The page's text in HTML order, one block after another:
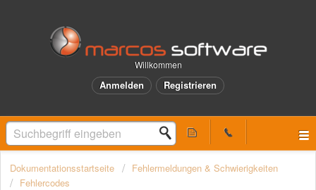
Willkommen
Anmelden Registrieren
Dokumentationsstartseite
Fehlermeldungen & Schwierigkeiten
Fehlercodes